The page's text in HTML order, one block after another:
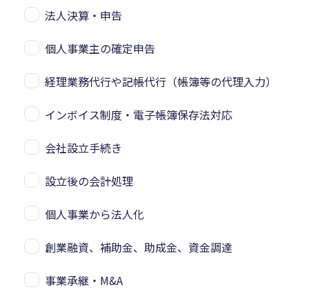
法人決算・申告
個人事業主の確定申告
経理業務代行や記帳代行（帳簿等の代理入力）
インボイス制度・電子帳簿保存法対応
会社設立手続き
設立後の会計処理
個人事業から法人化
創業融資、補助金、助成金、資金調達
事業承継・M&A